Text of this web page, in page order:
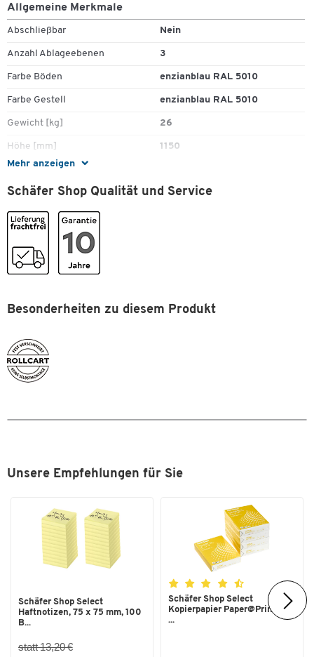
Mehr anzeigen
Allgemeine Merkmale
Abschließbar Nein
Anzahl Ablageebenen 3
Farbe Böden enzianblau RAL 5010
Farbe Gestell enzianblau RAL 5010
Gewicht [kg] 26
Höhe [mm] 1150
Material Gestell
Rollen Ja
SCHÄFER Dekorsystem
Maße
Schäfer Shop Qualität und Service
Besonderheiten zu diesem Produkt
Unsere Empfehlungen für Sie
Schäfer Shop Select
Haftnotizen, 75 x 75 mm, 100
B...
statt 13,20 €
Schäfer Shop Select
Kopierpapier Paper@Print, DIN
...